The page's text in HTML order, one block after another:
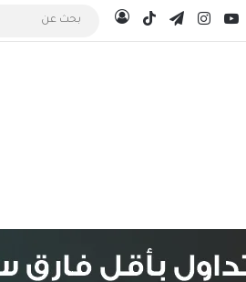
لينكدإن‫YouTubeانستقرامتيلقرام‫TikTokتسجيل الدخول